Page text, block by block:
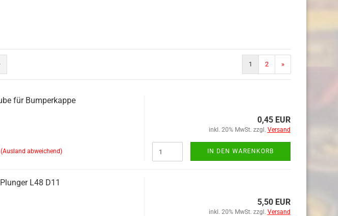
1 2 »
für Bumperkappe
(Ausland abweichend)
0,45 EUR
inkl. 20% MwSt. zzgl. Versand
IN DEN WARENKORB
L48 D11
5,50 EUR
inkl. 20% MwSt. zzgl. Versand